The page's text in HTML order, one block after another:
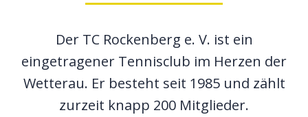
Der TC Rockenberg e. V. ist ein
eingetragener Tennisclub im Herzen der
Wetterau. Er besteht seit 1985 und zählt
zurzeit knapp 200 Mitglieder.